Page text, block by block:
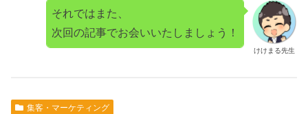
けけまる先生
それではまた、
次回の記事でお会いいたしましょう！
集客・マーケティング